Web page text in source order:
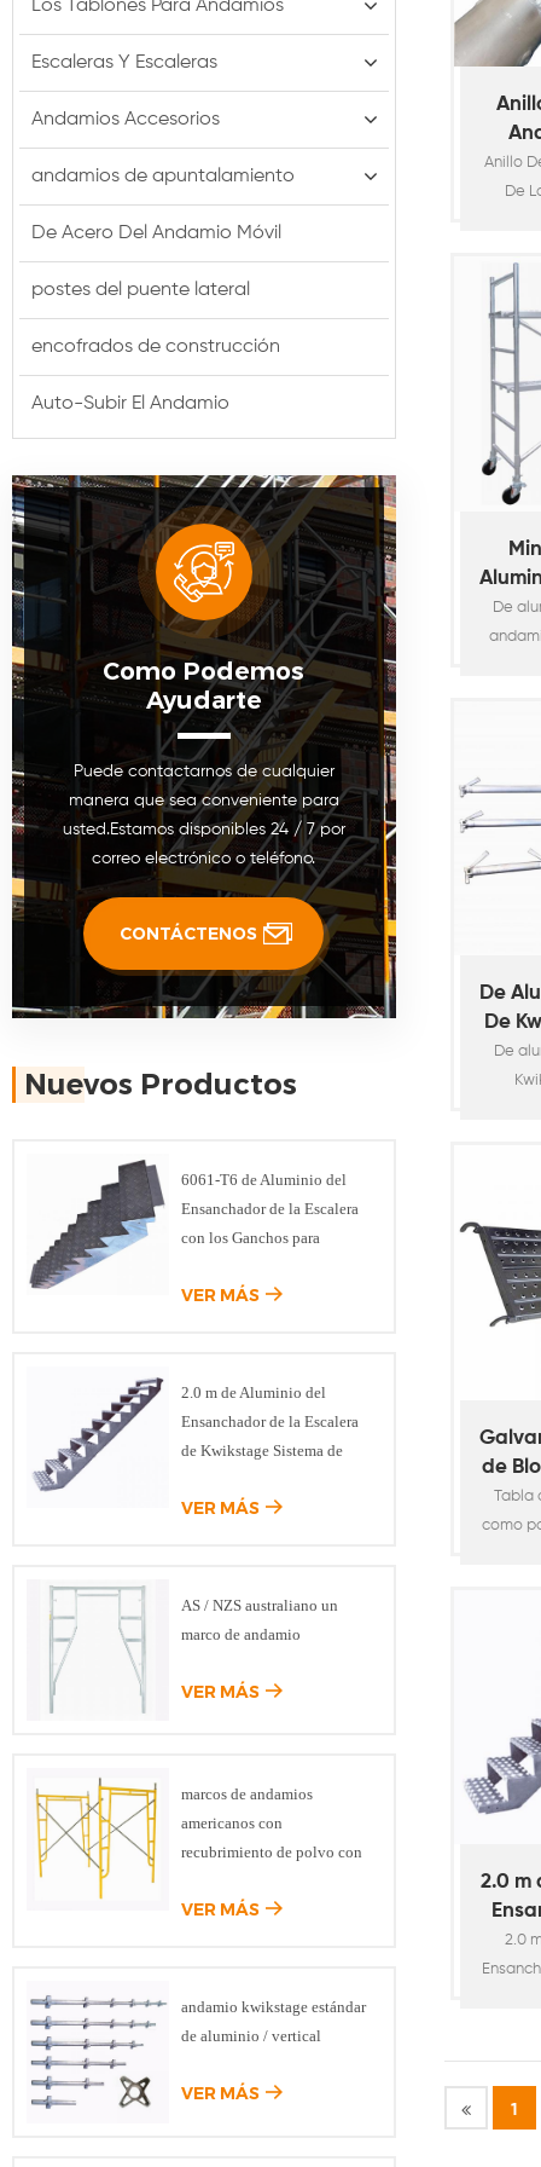
Anillo
De
la
para
de
De
De
De
/
De
de las
acero
de
Tabla
como
parte
el
resistir
2.0 m
2.0
acero
de
1
Los Tablones Para Andamios
Escaleras Y Escaleras
Andamios Accesorios
andamios de apuntalamiento
De Acero Del Andamio Móvil
postes del puente lateral
encofrados de construcción
Auto-Subir El Andamio
Como Podemos
Ayudarte
Puede contactarnos de cualquier
manera que sea conveniente para
usted.Estamos disponibles 24 / 7 por
correo electrónico o teléfono.
CONTÁCTENOS
Nuevos Productos
6061-T6 de Aluminio del
Ensanchador de la Escalera
con los Ganchos para
Andamios
VER MÁS
2.0 m de Aluminio del
Ensanchador de la Escalera
de Kwikstage Sistema de
VER MÁS
AS / NZS australiano un
marco de andamio
VER MÁS
marcos de andamios
americanos con
recubrimiento de polvo con
VER MÁS
andamio kwikstage estándar
de aluminio / vertical
VER MÁS